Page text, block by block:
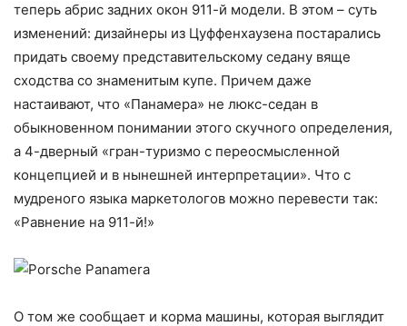
теперь абрис задних окон 911-й модели. В этом – суть
изменений: дизайнеры из Цуффенхаузена постарались
придать своему представительскому седану вяще
сходства со знаменитым купе. Причем даже
настаивают, что «Панамера» не люкс-седан в
обыкновенном понимании этого скучного определения,
а 4-дверный «гран-туризмо с переосмысленной
концепцией и в нынешней интерпретации». Что с
мудреного языка маркетологов можно перевести так:
«Равнение на 911-й!»
О том же сообщает и корма машины, которая выглядит